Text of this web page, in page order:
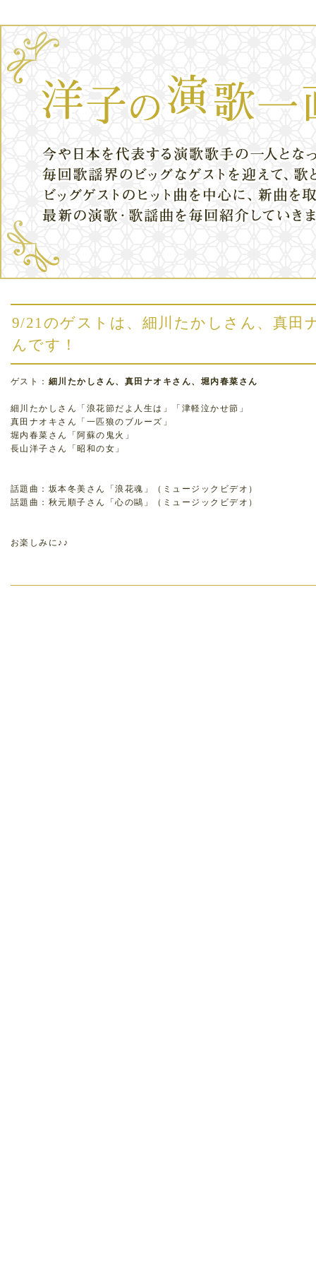
9/21のゲストは、細川たかしさん、真田
んです！
ゲスト： 細川たかしさん、真田ナオキさん、堀内春菜さん
細川たかしさん「浪花節だよ人生は」「津軽泣かせ節」
真田ナオキさん「一匹狼のブルーズ」
堀内春菜さん「阿蘇の鬼火」
長山洋子さん「昭和の女」
話題曲：坂本冬美さん「浪花魂」（ミュージックビデオ）
話題曲：秋元順子さん「心の鷗」（ミュージックビデオ）
お楽しみに♪♪